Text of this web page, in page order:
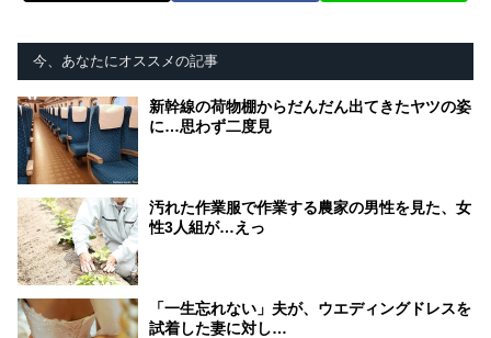
今、あなたにオススメの記事
新幹線の荷物棚からだんだん出てきたヤツの姿
に…思わず二度見
汚れた作業服で作業する農家の男性を見た、女
性3人組が…えっ
「一生忘れない」夫が、ウエディングドレスを
試着した妻に対し…